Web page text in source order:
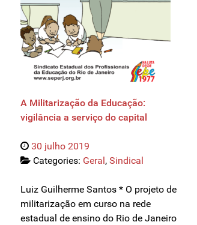
A Militarização da Educação:
vigilância a serviço do capital
30 julho 2019
Categories: Geral , Sindical
Luiz Guilherme Santos * O projeto de
militarização em curso na rede
estadual de ensino do Rio de Janeiro